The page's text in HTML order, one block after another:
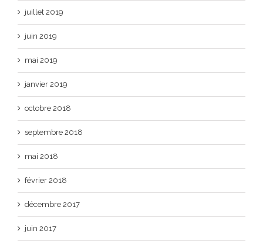
juillet 2019
juin 2019
mai 2019
janvier 2019
octobre 2018
septembre 2018
mai 2018
février 2018
décembre 2017
juin 2017